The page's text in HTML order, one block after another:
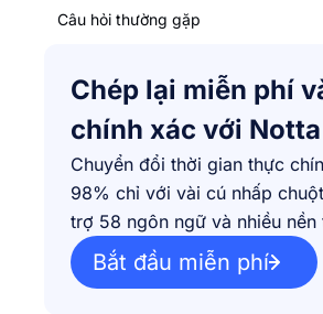
Câu hỏi thường gặp
Chép lại miễn phí
chính xác với Notta
Chuyển đổi thời gian thực
98% chỉ với vài cú nhấp
trợ 58 ngôn ngữ và nhiều nền
Bắt đầu miễn phí